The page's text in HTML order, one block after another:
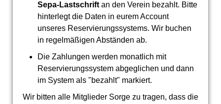
Sepa-Lastschriftan den Verein bezahlt. Bitte
hinterlegt die Daten in eurem Account
unseres Reservierungssystems. Wir buchen
in regelmäßigen Abständen ab.
Die Zahlungen werden monatlich mit
Reservierungssystem abgeglichen und dann
im System als "bezahlt" markiert.
Wir bitten alle Mitglieder Sorge zu tragen, dass die